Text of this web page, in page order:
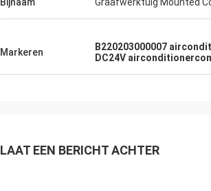
Markeren B220203000007
DC24V
LAAT EEN BERICHT ACHTER